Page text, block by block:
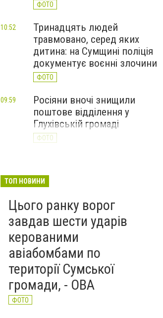
ФОТО
Тринадцять людей
травмовано, серед яких
дитина: на Сумщині поліція
документує воєнні злочини
ФОТО
10:52
Росіяни вночі знищили
поштове відділення у
Глухівській громаді
ФОТО
09:59
ринок на Сумщині: 10
поранених, двоє — у
ФОТО
ТОП НОВИНИ
Цього ранку ворог
завдав шести ударів
керованими
авіабомбами по
території Сумської
громади, - ОВА
ФОТО